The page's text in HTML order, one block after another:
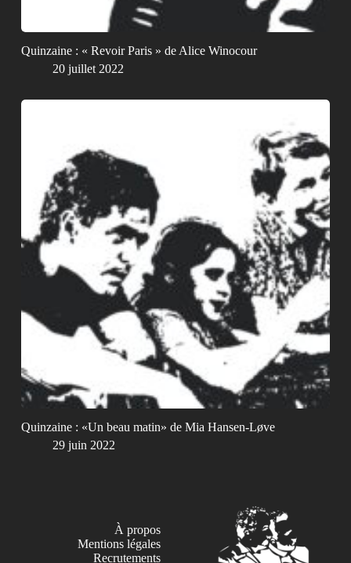
Quinzaine : « Revoir Paris » de Alice Winocour
20 juillet 2022
Quinzaine : «Un beau matin» de Mia Hansen-Løve
29 juin 2022
À propos
Mentions légales
Recrutements